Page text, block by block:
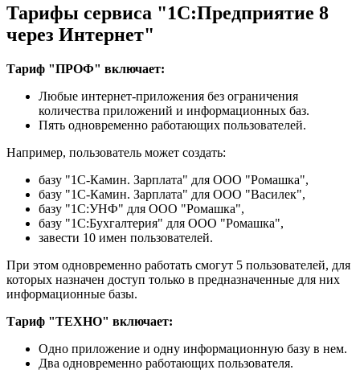
Тарифы сервиса "1С:Предприятие 8
через Интернет"
Тариф "ПРОФ" включает:
Любые интернет-приложения без ограничения
количества приложений и информационных баз.
Пять одновременно работающих пользователей.
Например, пользователь может создать:
базу "1С-Камин. Зарплата" для ООО "Ромашка",
базу "1С-Камин. Зарплата" для ООО "Василек",
базу "1С:УНФ" для ООО "Ромашка",
базу "1С:Бухгалтерия" для ООО "Ромашка",
завести 10 имен пользователей.
При этом одновременно работать смогут 5 пользователей, для
которых назначен доступ только в предназначенные для них
информационные базы.
Тариф "ТЕХНО" включает:
Одно приложение и одну информационную базу в нем.
Два одновременно работающих пользователя.